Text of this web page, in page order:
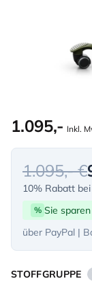
1.095,- Inkl.
1.095,- €
10% Rabatt
% Sie
über PayPal |
STOFFGRUPPE